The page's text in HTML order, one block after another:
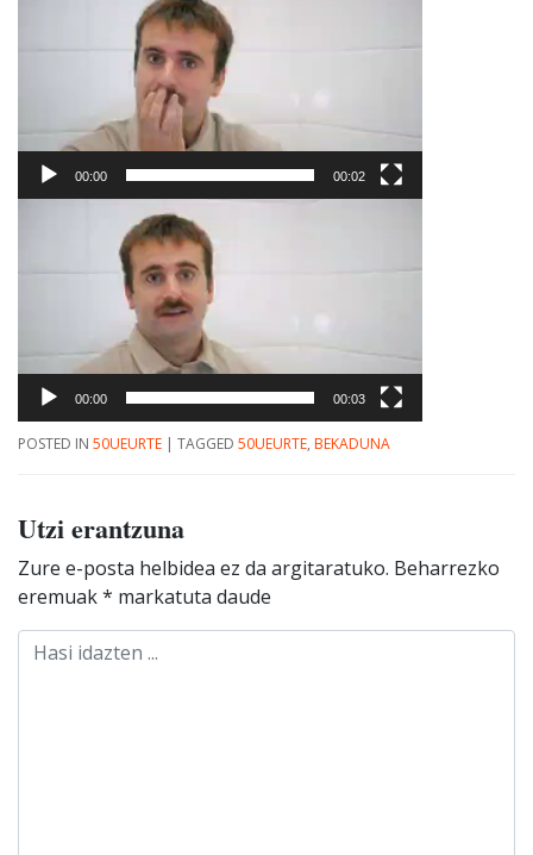
erreproduzigailua
00:00 00:02
erreproduzigailua
00:00 00:03
POSTED IN 50UEURTE | TAGGED 50UEURTE, BEKADUNA
Utzi erantzuna
Zure e-posta helbidea ez da argitaratuko. Beharrezko
eremuak* markatuta daude